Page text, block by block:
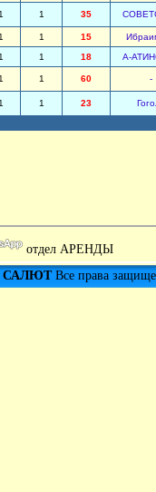
1 1 35
1 1 15
1 1 18 А-
1 1 60 -
1 1 23
отдел АРЕНДЫ
САЛЮТВсе права